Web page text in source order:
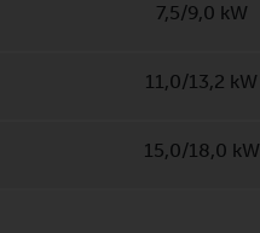
7,5/9,0 kW
11,0/13,2 kW
15,0/18,0 kW